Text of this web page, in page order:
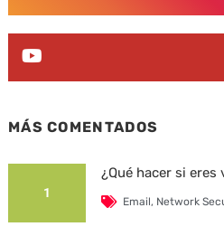
MÁS COMENTADOS
1
¿Qué hacer si
Email, Network